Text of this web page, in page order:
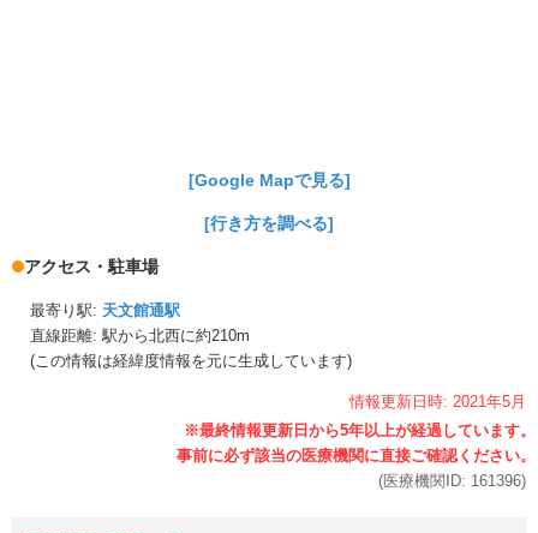
[Google Mapで見る]
[行き方を調べる]
アクセス・駐車場
最寄り駅: 天文館通駅
直線距離: 駅から北西に約210m
(この情報は経緯度情報を元に生成しています)
情報更新日時: 2021年5月
(医療機関ID: 161396)